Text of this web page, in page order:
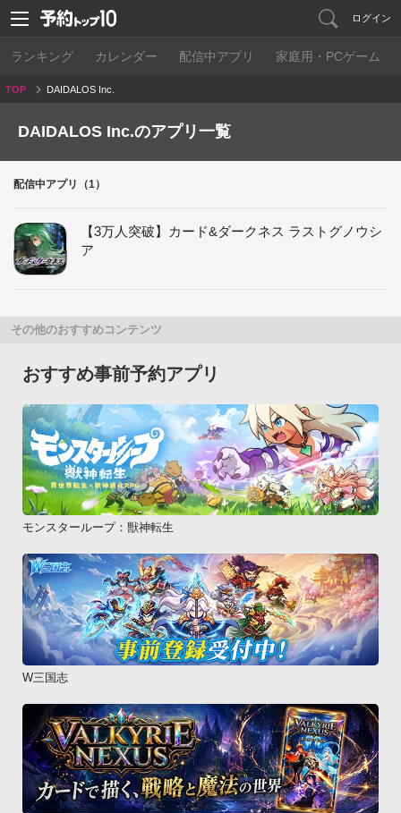
ログイン
ランキング カレンダー 配信中アプリ 家庭用・PCゲーム
TOP DAIDALOS Inc.
DAIDALOS Inc.のアプリ一覧
配信中アプリ（1）
【3万人突破】カード&ダークネス ラストグノウシ
ア
その他のおすすめコンテンツ
おすすめ事前予約アプリ
モンスターループ：獣神転生
W三国志